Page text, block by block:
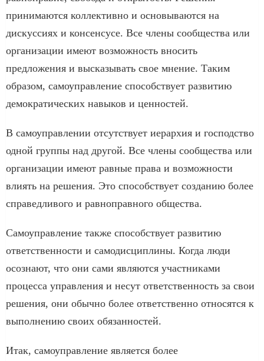
принимаются коллективно и основываются на
дискуссиях и консенсусе. Все члены сообщества или
организации имеют возможность вносить
предложения и высказывать свое мнение. Таким
образом, самоуправление способствует развитию
демократических навыков и ценностей.
В самоуправлении отсутствует иерархия и господство
одной группы над другой. Все члены сообщества или
организации имеют равные права и возможности
влиять на решения. Это способствует созданию более
справедливого и равноправного общества.
Самоуправление также способствует развитию
ответственности и самодисциплины. Когда люди
осознают, что они сами являются участниками
процесса управления и несут ответственность за свои
решения, они обычно более ответственно относятся к
выполнению своих обязанностей.
Итак, самоуправление является более